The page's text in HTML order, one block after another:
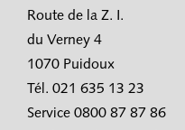
Route de la Z. I.
du Verney 4
1070 Puidoux
Tél. 021 635 13 23
Service 0800 87 87 86